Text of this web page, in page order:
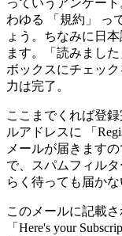
わゆる 「規約」 っ
ょう。ちなみに日
ます。「読みまし
ボックスにチェッ
力は完了。
ここまでくれば登
ルアドレスに 「
メールが届きます
で、スパムフィル
らく待っても届か
このメールに記載
「Here's your